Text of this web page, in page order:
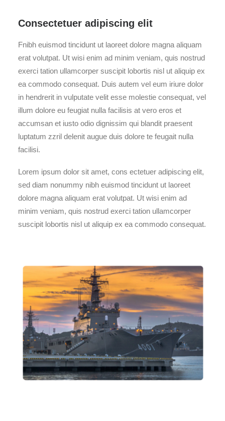
Consectetuer adipiscing elit
Fnibh euismod tincidunt ut laoreet dolore magna aliquam
erat volutpat. Ut wisi enim ad minim veniam, quis nostrud
exerci tation ullamcorper suscipit lobortis nisl ut aliquip ex
ea commodo consequat. Duis autem vel eum iriure dolor
in hendrerit in vulputate velit esse molestie consequat, vel
illum dolore eu feugiat nulla facilisis at vero eros et
accumsan et iusto odio dignissim qui blandit praesent
luptatum zzril delenit augue duis dolore te feugait nulla
facilisi.
Lorem ipsum dolor sit amet, cons ectetuer adipiscing elit,
sed diam nonummy nibh euismod tincidunt ut laoreet
dolore magna aliquam erat volutpat. Ut wisi enim ad
minim veniam, quis nostrud exerci tation ullamcorper
suscipit lobortis nisl ut aliquip ex ea commodo consequat.